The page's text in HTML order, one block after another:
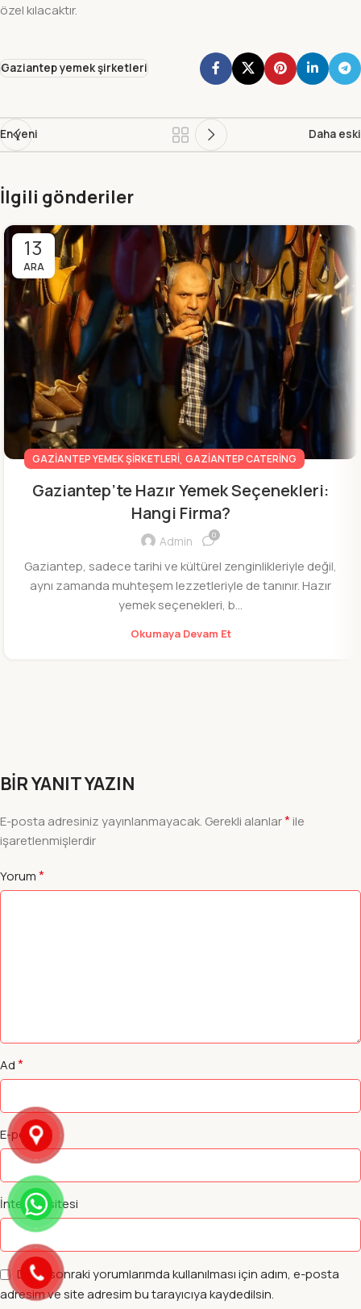
özel kılacaktır.
Gaziantep yemek şirketleri
En yeni Daha eski
İlgili gönderiler
13
ARA
GAZIANTEP YEMEK ŞIRKETLERI, GAZIANTEP CATERING
Gaziantep’te Hazır Yemek Seçenekleri:
Hangi Firma?
Admin 0
Gaziantep, sadece tarihi ve kültürel zenginlikleriyle değil,
aynı zamanda muhteşem lezzetleriyle de tanınır. Hazır
yemek seçenekleri, b...
Okumaya Devam Et
BIR YANIT YAZIN
E-posta adresiniz yayınlanmayacak. Gerekli alanlar*ile
işaretlenmişlerdir
Yorum*
Ad*
E-posta *
İnternet sitesi
Daha sonraki yorumlarımda kullanılması için adım, e-posta
adresim ve site adresim bu tarayıcıya kaydedilsin.